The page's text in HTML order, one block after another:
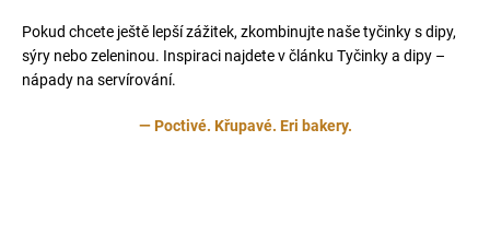
Pokud chcete ještě lepší zážitek, zkombinujte naše tyčinky s dipy,
sýry nebo zeleninou. Inspiraci najdete v článku Tyčinky a dipy –
nápady na servírování.
— Poctivé. Křupavé. Eri bakery.